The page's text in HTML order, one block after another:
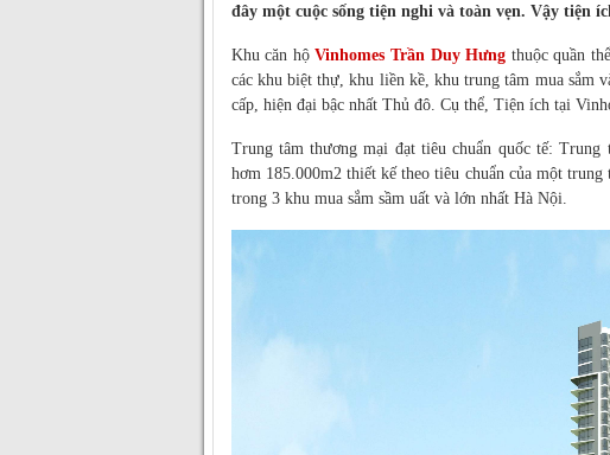
đây một cuộc sống tiện nghi và toàn vẹn. Vậy tiện
Khu căn hộVinhomes Trần Duy Hưng thuộc quần
các khu biệt thự, khu liền kề, khu trung tâm mua sắm
cấp, hiện đại bậc nhất Thủ đô. Cụ thể, Tiện ích tại
Trung tâm thương mại đạt tiêu chuẩn quốc tế:
hơm 185.000m2 thiết kế theo tiêu chuẩn của một
trong 3 khu mua sắm sầm uất và lớn nhất Hà Nội.